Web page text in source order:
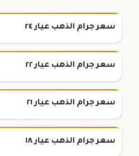
سعر جرام الذهب عيار ٢٤
سعر جرام الذهب عيار ٢٢
سعر جرام الذهب عيار ٢١
سعر جرام الذهب عيار ١٨